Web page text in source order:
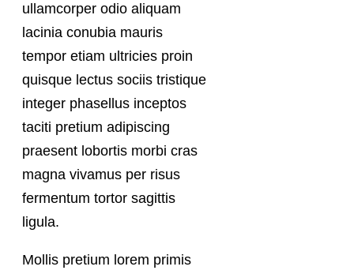
ullamcorper odio aliquam
lacinia conubia mauris
tempor etiam ultricies proin
quisque lectus sociis tristique
integer phasellus inceptos
taciti pretium adipiscing
praesent lobortis morbi cras
magna vivamus per risus
fermentum tortor sagittis
ligula.
Mollis pretium lorem primis